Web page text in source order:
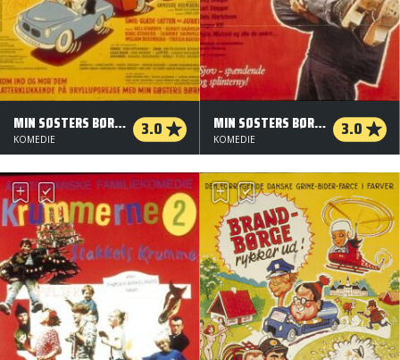
MIN SØSTERS BØRN PÅ BRYLLUPSREJSE 3.0
KOMEDIE
MIN SØSTERS BØRN NÅR DE ER VÆRST! 3.0
KOMEDIE